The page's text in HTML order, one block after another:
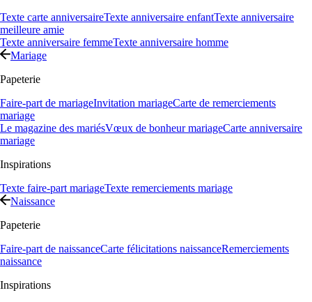
Texte carte anniversaireTexte anniversaire enfantTexte anniversaire
meilleure amie
Texte anniversaire femmeTexte anniversaire homme
Mariage
Papeterie
Faire-part de mariageInvitation mariageCarte de remerciements
mariage
Le magazine des mariésVœux de bonheur mariageCarte anniversaire
mariage
Inspirations
Texte faire-part mariageTexte remerciements mariage
Naissance
Papeterie
Faire-part de naissanceCarte félicitations naissanceRemerciements
naissance
Inspirations